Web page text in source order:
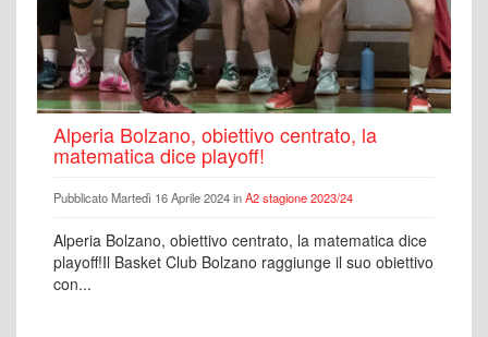
Alperia Bolzano, obiettivo centrato, la
matematica dice playoff!
Pubblicato Martedì 16 Aprile 2024 inA2 stagione 2023/24
Alperia Bolzano, obiettivo centrato, la matematica dice
playoff!Il Basket Club Bolzano raggiunge il suo obiettivo
con...